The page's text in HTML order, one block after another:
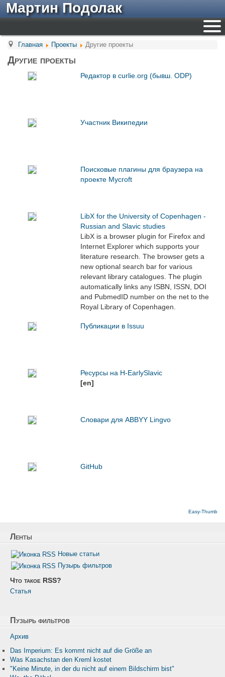
Мартин Подолак
Главная Проекты Другие проекты
Другие проекты
Редактор в curlie.org (бывш. ODP)
Участник Википедии
Поисковые плагины для браузера на
проекте Mycroft
LibX for the University of Copenhagen -
Russian and Slavic studies
LibX is a browser plugin for Firefox and
Internet Explorer which supports your
literature research. The browser gets a
new optional search bar for various
relevant library catalogues. The plugin
automatically links any ISBN, ISSN, DOI
and PubmedID number on the net to the
Royal Library of Copenhagen.
Публикации в Issuu
Ресурсы на H-EarlySlavic
[en]
Словари для ABBYY Lingvo
GitHub
Easy-Thumb
Ленты
Новые статьи
Пузырь фильтров
Что такое RSS?
Статья
Пузырь фильтров
Архив
Das Imperium: Es kommt nicht auf die Größe an
Was Kasachstan den Kreml kostet
"Keine Minute, in der du nicht auf einem Bildschirm bist"